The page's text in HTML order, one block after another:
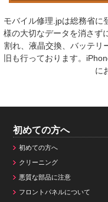
モバイル修理.jpは総務省に
様の大切なデータを消さず
割れ、液晶交換、バッテリ
旧も行っております。
に
初めての方へ
初めての方へ
クリーニング
悪質な部品に注意
フロントパネルについて